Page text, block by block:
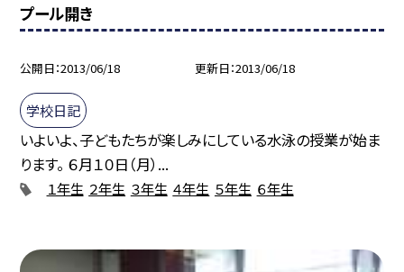
プール開き
公開日 2013/06/18 更新日 2013/06/18
学校日記
いよいよ、子どもたちが楽しみにしている水泳の授業が始ま
ります。 ６月１０日（月）...
１年生 ２年生 ３年生 ４年生 ５年生 ６年生